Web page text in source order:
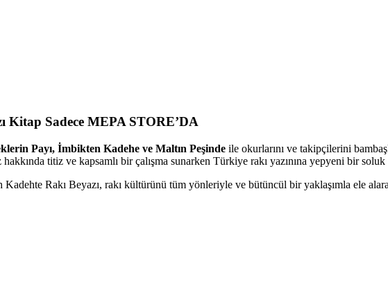
Kitap Sadece MEPA STORE’DA
Payı, İmbikten Kadehe ve Maltın Peşinde ile okurlarını ve takipçilerini
titiz ve kapsamlı bir çalışma sunarken Türkiye rakı yazınına yepyeni bir
Kadehte Rakı Beyazı, rakı kültürünü tüm yönleriyle ve bütüncül bir yaklaşımla ele